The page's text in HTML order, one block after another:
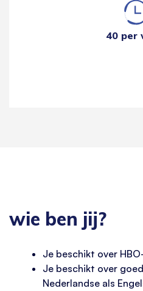
40 per
wie ben jij?
Je beschikt over
Je beschikt over
Nederlandse als